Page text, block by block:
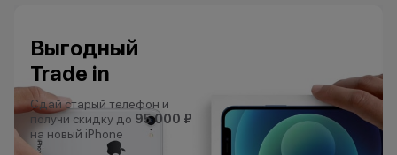
Выгодный
Trade in
Сдай старый телефон и
получи скидку до 95 000 ₽
на новый iPhone